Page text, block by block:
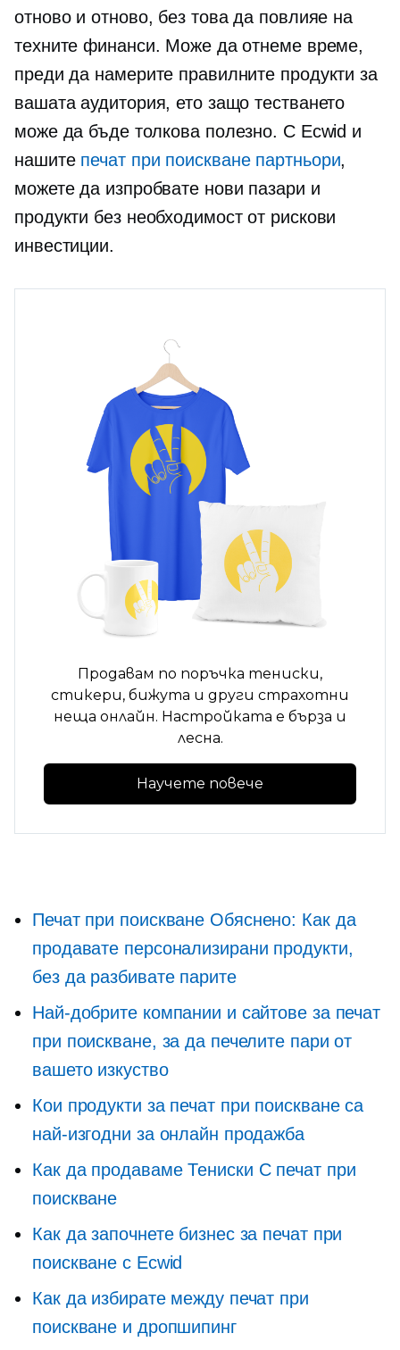
отново и отново, без това да повлияе на
техните финанси. Може да отнеме време,
преди да намерите правилните продукти за
вашата аудитория, ето защо тестването
може да бъде толкова полезно. С Ecwid и
нашите печат при поискванепартньори,
можете да изпробвате нови пазари и
продукти без необходимост от рискови
инвестиции.
Продавам по поръчка тениски,
стикери, бижута и други страхотни
неща онлайн. Настройката е бърза и
лесна.
Научете повече
Печат при поискване Обяснено: Как да
продавате персонализирани продукти,
без да разбивате парите
Най-добрите компании и сайтове за печат
при поискване, за да печелите пари от
вашето изкуство
Кои продукти за печат при поискване са
най-изгодни за онлайн продажба
Как да продавамеТениски С печат при
поискване
Как да започнете бизнес за печат при
поискване с Ecwid
Как да избирате между печат при
поискване и дропшипинг